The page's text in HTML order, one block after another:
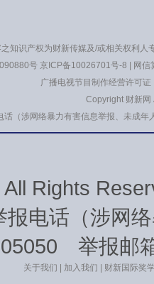
知识产权为财新传媒及/或相关权利
号 京ICP备10026701号-8
网
广播电视节目制作经营许可
Copyright 财新
话（涉网络暴力有害信息举报、未成
Rights
电话（涉网
举报邮
关于我们 加入我们 财新国际奖